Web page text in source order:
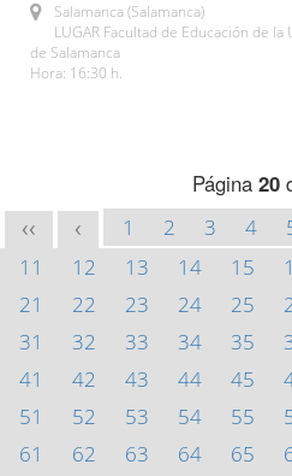
Salamanca (Salamanca)
LUGAR Facultad de Educación de la
de Salamanca
Hora: 16:30 h.
Página 20
<< < 1 2 3 4
11
12 13 14 15
21
22 23 24 25
31
32 33 34 35
41
42 43 44 45
51
52 53 54 55
61
62 63 64 65